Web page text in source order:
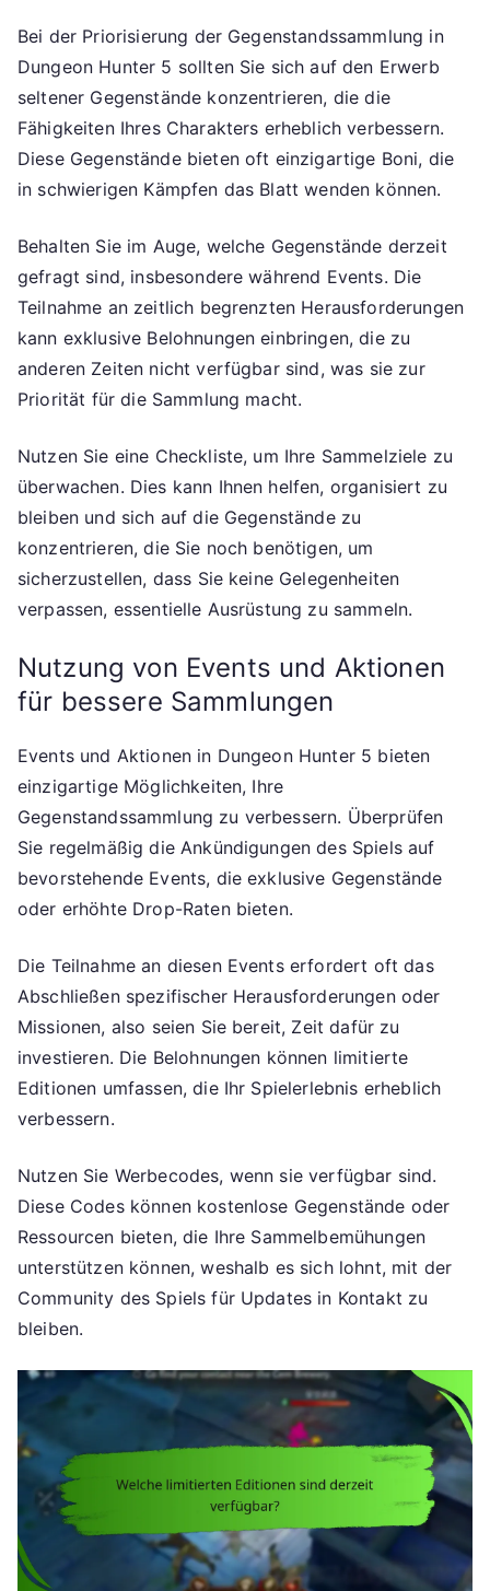
Bei der Priorisierung der Gegenstandssammlung in
Dungeon Hunter 5 sollten Sie sich auf den Erwerb
seltener Gegenstände konzentrieren, die die
Fähigkeiten Ihres Charakters erheblich verbessern.
Diese Gegenstände bieten oft einzigartige Boni, die
in schwierigen Kämpfen das Blatt wenden können.
Behalten Sie im Auge, welche Gegenstände derzeit
gefragt sind, insbesondere während Events. Die
Teilnahme an zeitlich begrenzten Herausforderungen
kann exklusive Belohnungen einbringen, die zu
anderen Zeiten nicht verfügbar sind, was sie zur
Priorität für die Sammlung macht.
Nutzen Sie eine Checkliste, um Ihre Sammelziele zu
überwachen. Dies kann Ihnen helfen, organisiert zu
bleiben und sich auf die Gegenstände zu
konzentrieren, die Sie noch benötigen, um
sicherzustellen, dass Sie keine Gelegenheiten
verpassen, essentielle Ausrüstung zu sammeln.
Nutzung von Events und Aktionen
für bessere Sammlungen
Events und Aktionen in Dungeon Hunter 5 bieten
einzigartige Möglichkeiten, Ihre
Gegenstandssammlung zu verbessern. Überprüfen
Sie regelmäßig die Ankündigungen des Spiels auf
bevorstehende Events, die exklusive Gegenstände
oder erhöhte Drop-Raten bieten.
Die Teilnahme an diesen Events erfordert oft das
Abschließen spezifischer Herausforderungen oder
Missionen, also seien Sie bereit, Zeit dafür zu
investieren. Die Belohnungen können limitierte
Editionen umfassen, die Ihr Spielerlebnis erheblich
verbessern.
Nutzen Sie Werbecodes, wenn sie verfügbar sind.
Diese Codes können kostenlose Gegenstände oder
Ressourcen bieten, die Ihre Sammelbemühungen
unterstützen können, weshalb es sich lohnt, mit der
Community des Spiels für Updates in Kontakt zu
bleiben.